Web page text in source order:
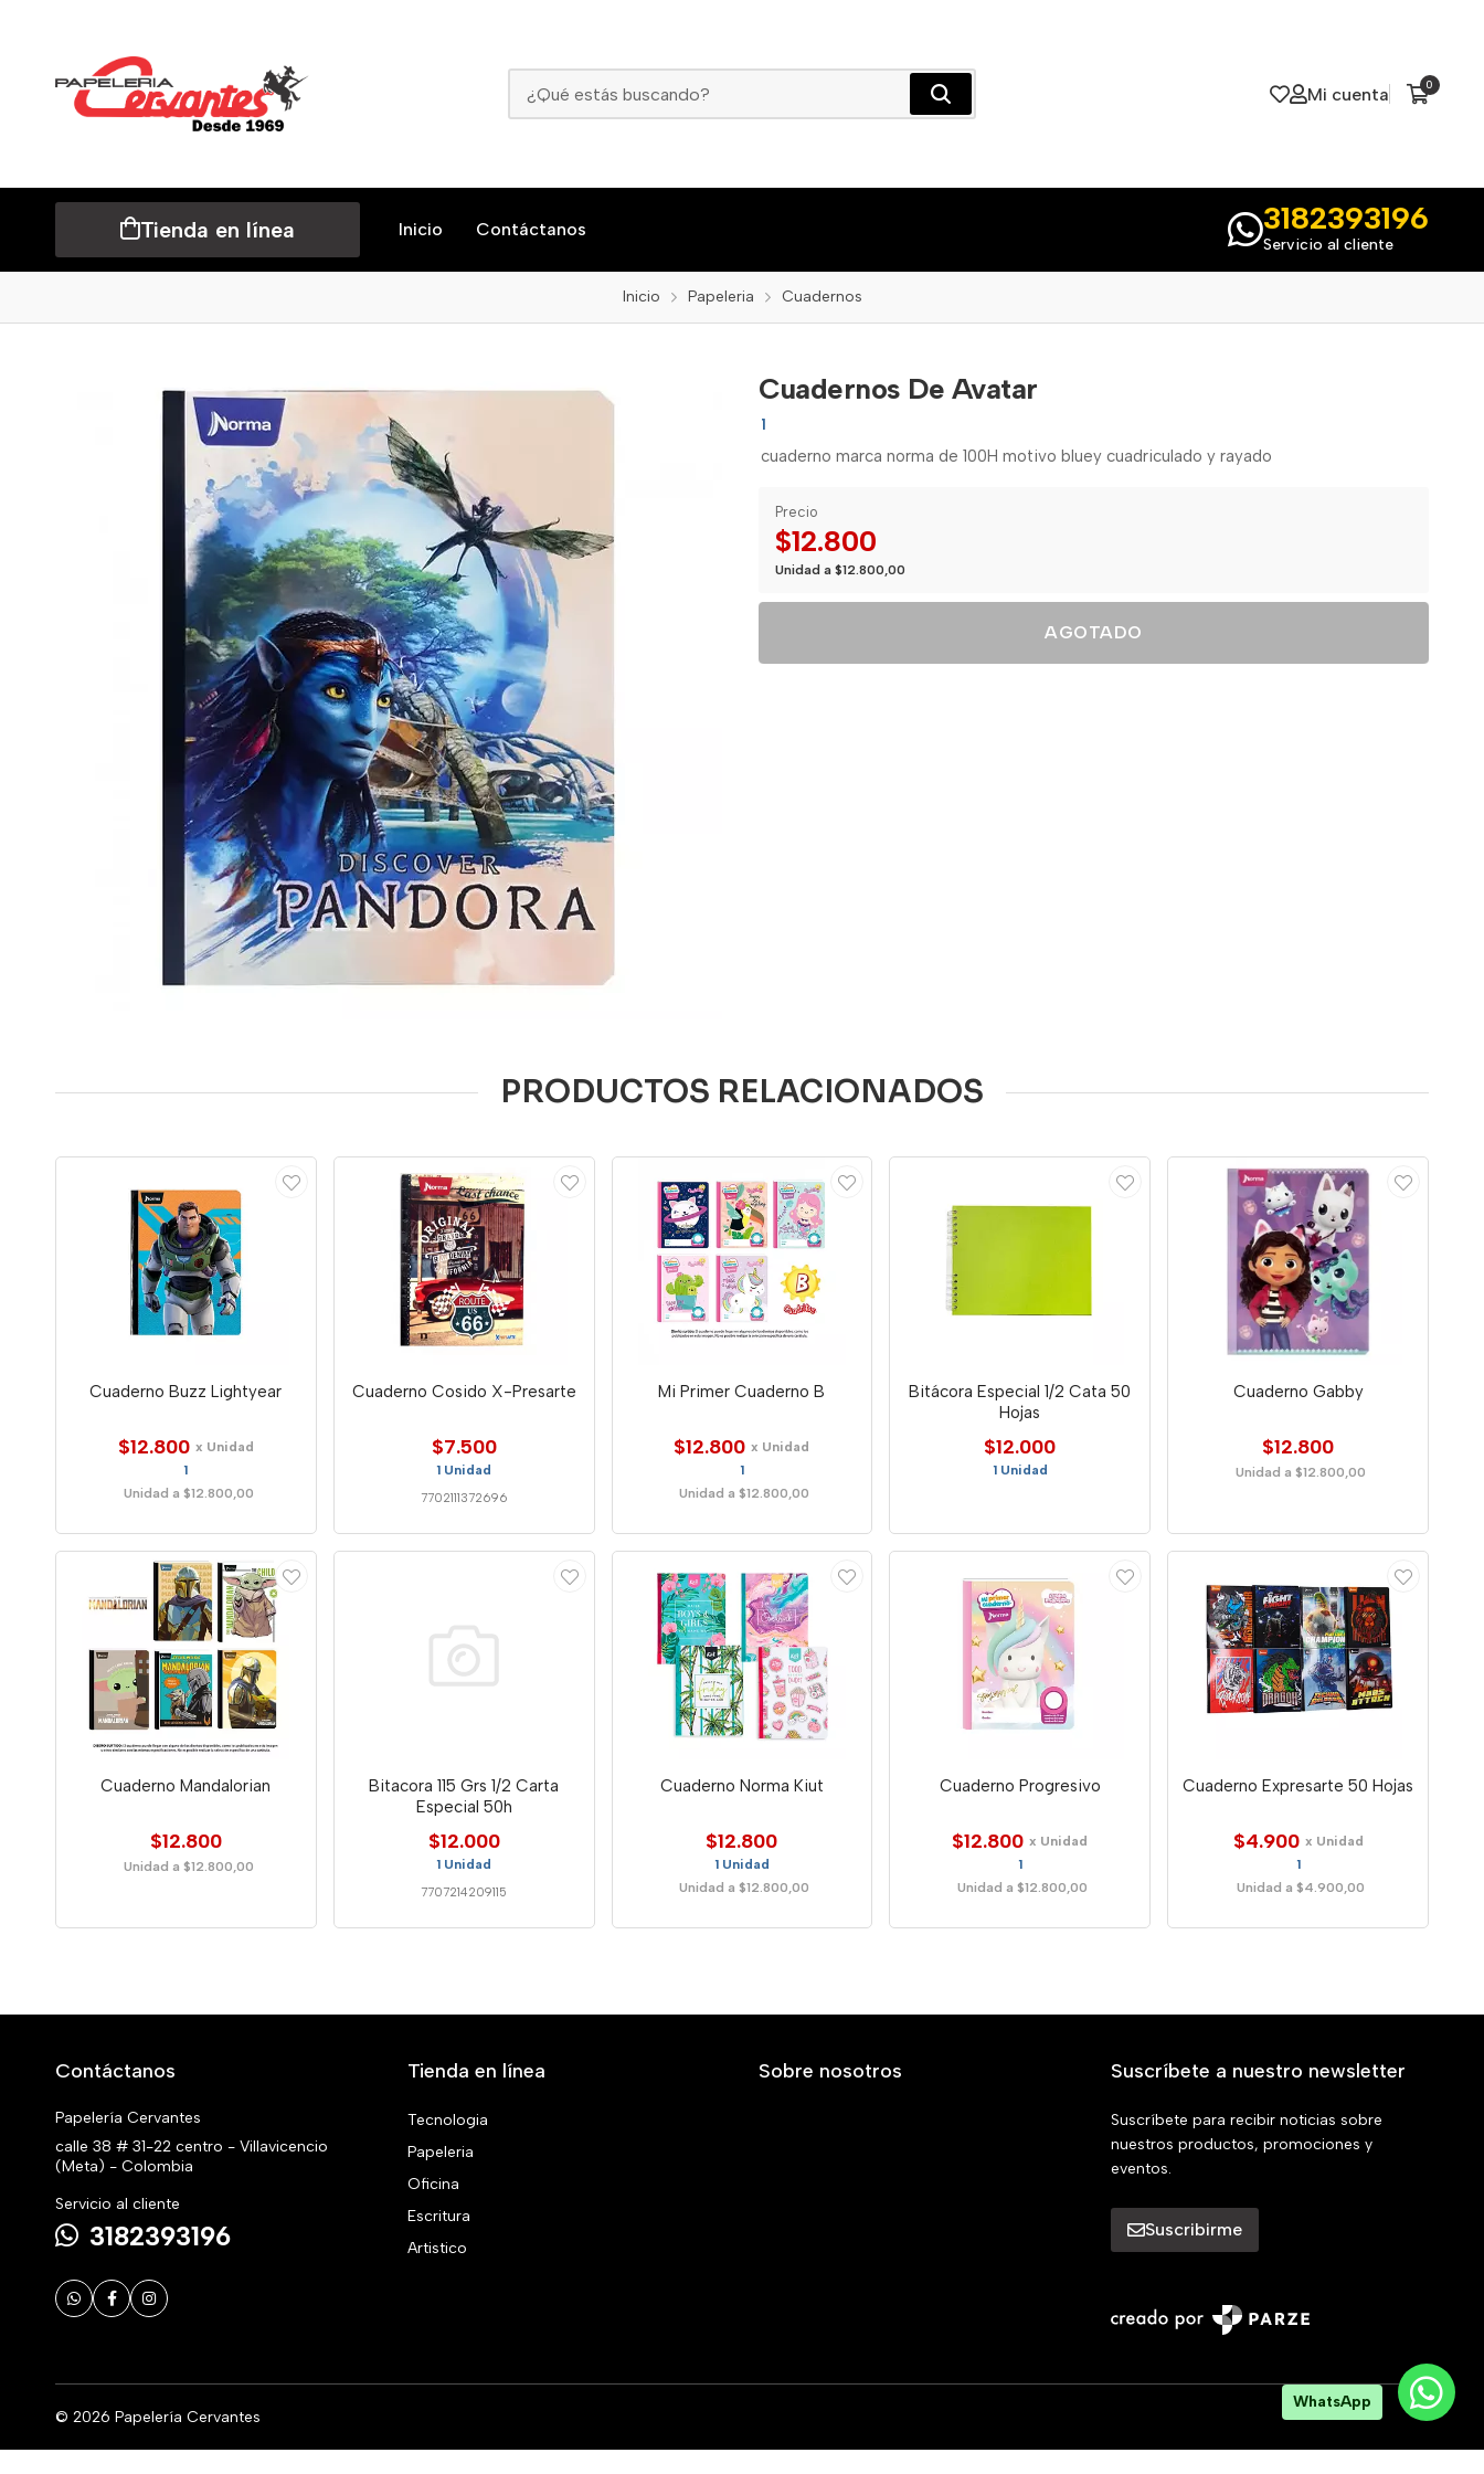
Mi cuenta 0
Tienda en línea Inicio Contáctanos 3182393196
Servicio al cliente
Inicio Papeleria Cuadernos
Cuadernos De Avatar
1
cuaderno marca norma de 100H motivo bluey cuadriculado y rayado
Precio
$12.800
Unidad a $12.800,00
AGOTADO
PRODUCTOS RELACIONADOS
Cuaderno Buzz Lightyear
$12.800 x Unidad
1
Unidad a $12.800,00
Cuaderno Cosido X-Presarte
$7.500
1 Unidad
7702111372696
Mi Primer Cuaderno B
$12.800 x Unidad
1
Unidad a $12.800,00
Bitácora Especial 1/2 Cata 50
Hojas
$12.000
1 Unidad
Cuaderno Gabby
$12.800
Unidad a $12.800,00
Cuaderno Mandalorian
$12.800
Unidad a $12.800,00
Bitacora 115 Grs 1/2 Carta
Especial 50h
$12.000
1 Unidad
7707214209115
Cuaderno Norma Kiut
$12.800
1 Unidad
Unidad a $12.800,00
Cuaderno Progresivo
$12.800 x Unidad
1
Unidad a $12.800,00
Cuaderno Expresarte 50 Hojas
$4.900 x Unidad
1
Unidad a $4.900,00
Contáctanos
Papelería Cervantes
calle 38 # 31-22 centro - Villavicencio
(Meta) - Colombia
Servicio al cliente
3182393196
Tienda en línea
Tecnologia
Papeleria
Oficina
Escritura
Artistico
Sobre nosotros Suscríbete a nuestro newsletter
Suscríbete para recibir noticias sobre
nuestros productos, promociones y
eventos.
Suscribirme
© 2026 Papelería Cervantes
WhatsApp